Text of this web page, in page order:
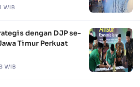
WIB
dengan DJP se-
Timur Perkuat
WIB